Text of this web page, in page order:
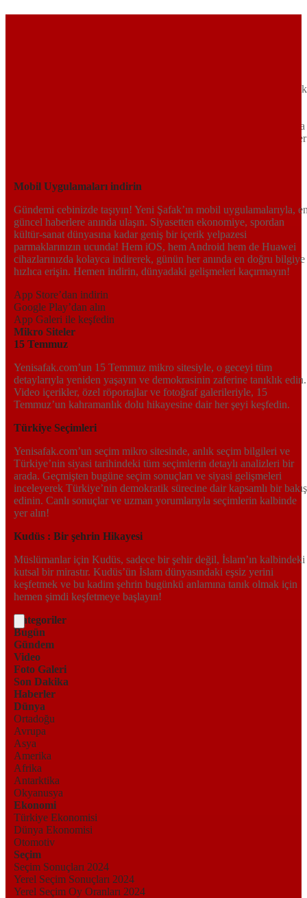
Tarafsız, dinamik ve derinlemesine habercilik anlayışıyla Yeni
bir yelpazede sunduğu haberlerle, hem Türkiye’de hem de dünyada
neler olup bittiğini anında öğrenin. Dijital platformlarıyla her an, her
Mobil Uygulamaları indirin
Gündemi cebinizde taşıyın! Yeni Şafak’ın mobil uygulamalarıyla,
güncel haberlere anında ulaşın. Siyasetten ekonomiye, spordan
kültür-sanat dünyasına kadar geniş bir içerik yelpazesi
parmaklarınızın ucunda! Hem iOS, hem Android hem de Huawei
cihazlarınızda kolayca indirerek, günün her anında en doğru bilgiye
hızlıca erişin. Hemen indirin, dünyadaki gelişmeleri kaçırmayın!
App Store’dan indirin
Google Play’dan alın
App Galeri ile keşfedin
Mikro Siteler
15 Temmuz
Yenisafak.com’un 15 Temmuz mikro sitesiyle, o geceyi tüm
detaylarıyla yeniden yaşayın ve demokrasinin zaferine tanıklık edin.
Video içerikler, özel röportajlar ve fotoğraf galerileriyle, 15
Temmuz’un kahramanlık dolu hikayesine dair her şeyi keşfedin.
Türkiye Seçimleri
Yenisafak.com’un seçim mikro sitesinde, anlık seçim bilgileri ve
Türkiye’nin siyasi tarihindeki tüm seçimlerin detaylı analizleri bir
arada. Geçmişten bugüne seçim sonuçları ve siyasi gelişmeleri
inceleyerek Türkiye’nin demokratik sürecine dair kapsamlı bir bakış
edinin. Canlı sonuçlar ve uzman yorumlarıyla seçimlerin kalbinde
yer alın!
Kudüs : Bir şehrin Hikayesi
Müslümanlar için Kudüs, sadece bir şehir değil, İslam’ın kalbindeki
kutsal bir mirastır. Kudüs’ün İslam dünyasındaki eşsiz yerini
keşfetmek ve bu kadim şehrin bugünkü anlamına tanık olmak için
hemen şimdi keşfetmeye başlayın!
Kategoriler
Bugün
Gündem
Video
Foto Galeri
Son Dakika
Haberler
Dünya
Ortadoğu
Avrupa
Asya
Amerika
Afrika
Antarktika
Okyanusya
Ekonomi
Türkiye Ekonomisi
Dünya Ekonomisi
Otomotiv
Seçim
Seçim Sonuçları 2024
Yerel Seçim Sonuçları 2024
Yerel Seçim Oy Oranları 2024